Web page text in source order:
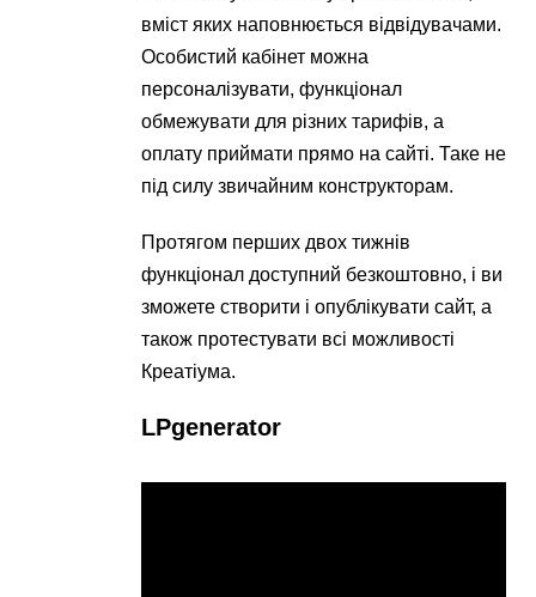
вміст яких наповнюється відвідувачами.
Особистий кабінет можна
персоналізувати, функціонал
обмежувати для різних тарифів, а
оплату приймати прямо на сайті. Таке не
під силу звичайним конструкторам.
Протягом перших двох тижнів
функціонал доступний безкоштовно, і ви
зможете створити і опублікувати сайт, а
також протестувати всі можливості
Креатіума.
LPgenerator